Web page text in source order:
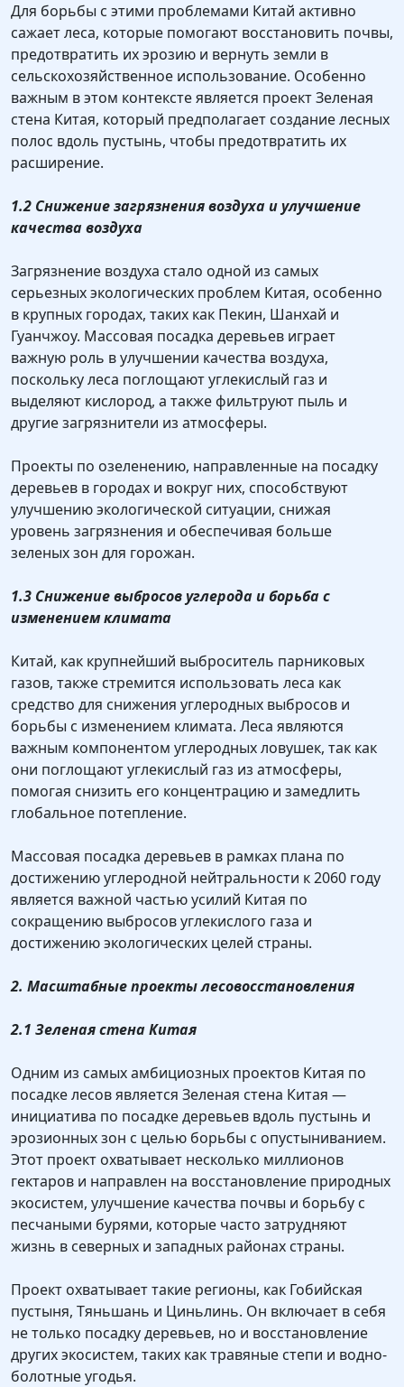
Для борьбы с этими проблемами Китай активно
сажает леса, которые помогают восстановить почвы,
предотвратить их эрозию и вернуть земли в
сельскохозяйственное использование. Особенно
важным в этом контексте является проект Зеленая
стена Китая, который предполагает создание лесных
полос вдоль пустынь, чтобы предотвратить их
расширение.
1.2 Снижение загрязнения воздуха и улучшение
качества воздуха
Загрязнение воздуха стало одной из самых
серьезных экологических проблем Китая, особенно
в крупных городах, таких как Пекин, Шанхай и
Гуанчжоу. Массовая посадка деревьев играет
важную роль в улучшении качества воздуха,
поскольку леса поглощают углекислый газ и
выделяют кислород, а также фильтруют пыль и
другие загрязнители из атмосферы.
Проекты по озеленению, направленные на посадку
деревьев в городах и вокруг них, способствуют
улучшению экологической ситуации, снижая
уровень загрязнения и обеспечивая больше
зеленых зон для горожан.
1.3 Снижение выбросов углерода и борьба с
изменением климата
Китай, как крупнейший выброситель парниковых
газов, также стремится использовать леса как
средство для снижения углеродных выбросов и
борьбы с изменением климата. Леса являются
важным компонентом углеродных ловушек, так как
они поглощают углекислый газ из атмосферы,
помогая снизить его концентрацию и замедлить
глобальное потепление.
Массовая посадка деревьев в рамках плана по
достижению углеродной нейтральности к 2060 году
является важной частью усилий Китая по
сокращению выбросов углекислого газа и
достижению экологических целей страны.
2. Масштабные проекты лесовосстановления
2.1 Зеленая стена Китая
Одним из самых амбициозных проектов Китая по
посадке лесов является Зеленая стена Китая —
инициатива по посадке деревьев вдоль пустынь и
эрозионных зон с целью борьбы с опустыниванием.
Этот проект охватывает несколько миллионов
гектаров и направлен на восстановление природных
экосистем, улучшение качества почвы и борьбу с
песчаными бурями, которые часто затрудняют
жизнь в северных и западных районах страны.
Проект охватывает такие регионы, как Гобийская
пустыня, Тяньшань и Циньлинь. Он включает в себя
не только посадку деревьев, но и восстановление
других экосистем, таких как травяные степи и водно-
болотные угодья.